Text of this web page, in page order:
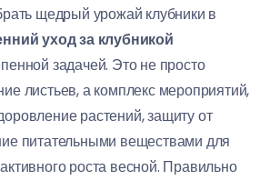
щедрый урожай клубники в
уход за клубникой
задачей. Это не просто
листьев, а комплекс мероприятий,
растений, защиту от
питательными веществами для
роста весной. Правильно